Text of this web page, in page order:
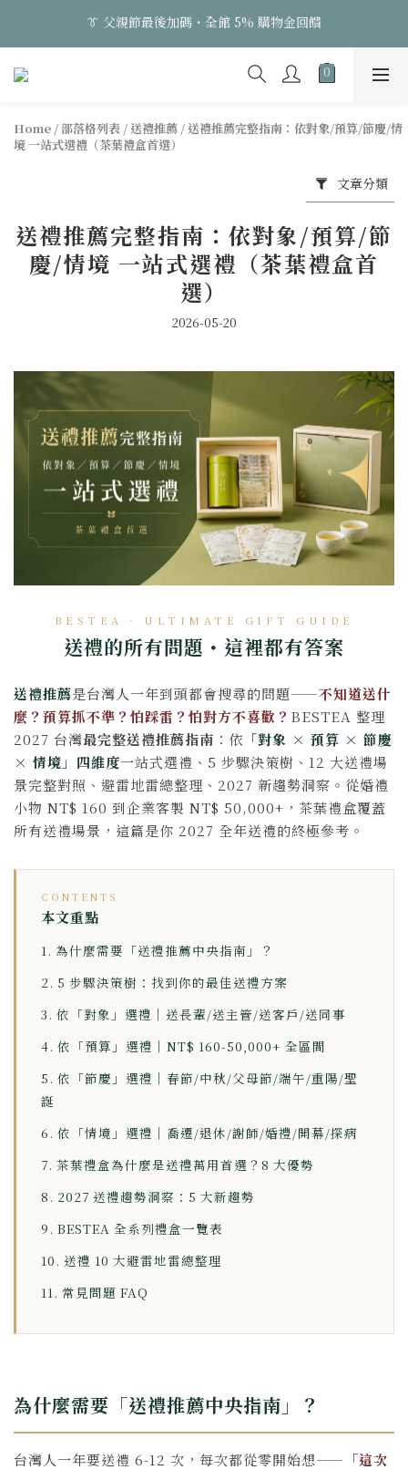
👔 父親節最後加碼・全館 5% 購物金回饋
00
日
:
07
2
1
時
:
4 4
分
:
09
7
6
4
秒
👔 父親節最後加碼・全館 5% 購物金回饋
Home /部落格列表 /送禮推薦 /送禮推薦完整指南：依對象/預算/節慶/情
境 一站式選禮（茶葉禮盒首選）
文章分類
送禮推薦完整指南：依對象/預算/節
慶/情境 一站式選禮（茶葉禮盒首
選）
2026-05-20
BESTEA · ULTIMATE GIFT GUIDE
送禮的所有問題・這裡都有答案
送禮推薦是台灣人一年到頭都會搜尋的問題——不知道送什
麼？預算抓不準？怕踩雷？怕對方不喜歡？ BESTEA 整理
2027 台灣最完整送禮推薦指南 ：依 「對象 × 預算 × 節慶
× 情境」四維度一站式選禮、5 步驟決策樹、12 大送禮場
景完整對照、避雷地雷總整理、2027 新趨勢洞察。從婚禮
小物 NT$ 160 到企業客製 NT$ 50,000+，茶葉禮盒覆蓋
所有送禮場景，這篇是你 2027 全年送禮的終極參考。
CONTENTS
本文重點
1. 為什麼需要「送禮推薦中央指南」？
2. 5 步驟決策樹：找到你的最佳送禮方案
3. 依「對象」選禮｜送長輩/送主管/送客戶/送同事
4. 依「預算」選禮｜NT$ 160-50,000+ 全區間
5. 依「節慶」選禮｜春節/中秋/父母節/端午/重陽/聖
誕
6. 依「情境」選禮｜喬遷/退休/謝師/婚禮/開幕/探病
7. 茶葉禮盒為什麼是送禮萬用首選？8 大優勢
8. 2027 送禮趨勢洞察：5 大新趨勢
9. BESTEA 全系列禮盒一覽表
10. 送禮 10 大避雷地雷總整理
11. 常見問題 FAQ
為什麼需要「送禮推薦中央指南」？
台灣人一年要送禮 6-12 次，每次都從零開始想—— 「這次